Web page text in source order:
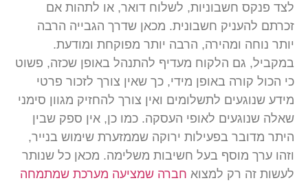
לצד פנקס חשבוניות, לשלוח דואר, או לתהות אם
זכרתם להעניק חשבונית. מכאן שדרך הגבייה הרבה
יותר נוחה ומהירה, הרבה יותר מפוקחת ומודעת.
במקביל, גם הלקוח מעדיף להתנהל באופן שכזה, פשוט
כי הכול קורה באופן מידי, כך שאין צורך לזכור פרטי
מידע שנוגעים לתשלומים ואין צורך להחזיק מגוון סימני
שאלה שנוגעים לאופי העסקה. כמו כן, אין ספק שבין
היתר מדובר בפעילות ירוקה שממזערת שימוש בנייר,
וזהו ערך מוסף בעל חשיבות משלימה. מכאן כל שנותר
לעשות זה רק למצואחברה שמציעה מערכת שמתמחה